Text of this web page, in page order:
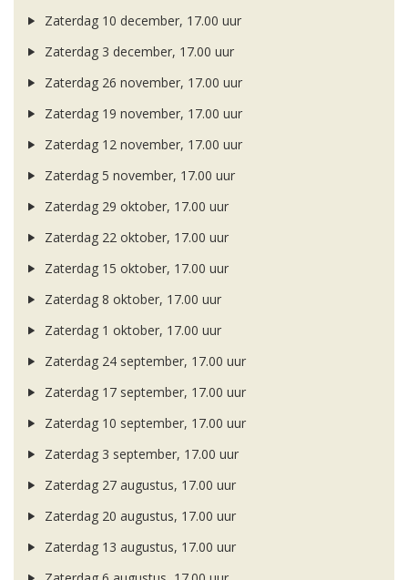
Zaterdag 10 december, 17.00 uur
Zaterdag 3 december, 17.00 uur
Zaterdag 26 november, 17.00 uur
Zaterdag 19 november, 17.00 uur
Zaterdag 12 november, 17.00 uur
Zaterdag 5 november, 17.00 uur
Zaterdag 29 oktober, 17.00 uur
Zaterdag 22 oktober, 17.00 uur
Zaterdag 15 oktober, 17.00 uur
Zaterdag 8 oktober, 17.00 uur
Zaterdag 1 oktober, 17.00 uur
Zaterdag 24 september, 17.00 uur
Zaterdag 17 september, 17.00 uur
Zaterdag 10 september, 17.00 uur
Zaterdag 3 september, 17.00 uur
Zaterdag 27 augustus, 17.00 uur
Zaterdag 20 augustus, 17.00 uur
Zaterdag 13 augustus, 17.00 uur